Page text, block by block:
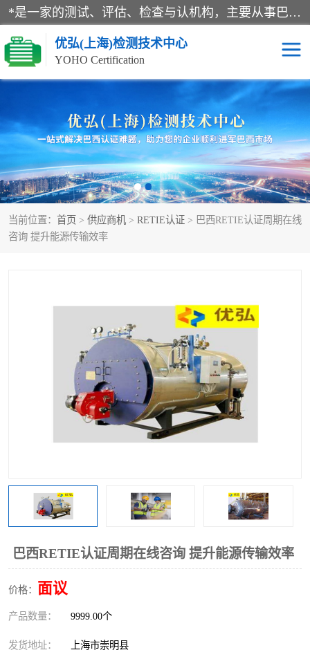
*是一家的测试、评估、检查与认机构，主要从事巴西NR10认证、NR12认证、NR13认证；ANATEL认证、INMTRO认证，欧盟CE认证：MD认证，PED认证，MID认证，ATEX认证，德国蓝色天使认证。
优弘(上海)检测技术中心
YOHO Certification
当前位置： 首页 > 供应商机 > RETIE认证 > 巴西RETIE认证周期在线
咨询 提升能源传输效率
巴西RETIE认证周期在线咨询 提升能源传输效率
价格： 面议
产品数量： 9999.00个
发货地址： 上海市崇明县
RECYCLASS认证 NR10认证
NR12认证 NR13认证
ART认证 巴西NR认证
巴西认证 RETIE认证